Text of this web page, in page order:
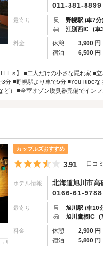
011-381-8899
最寄り
野幌駅 (車7分)
江別西IC (車
料金 休憩 3,900 円
宿泊
6,500 円
ｓ】 ■二人だけの小さな隠れ家 ■
分 ■野幌駅より車で5分 ■YouTube
ど） ■全室オゾン脱臭器完備でイン
カップルズおすすめ
5つ星のうち
3.91 口コミ
ホテル情報
北海道旭川市高
0166-61-9788
最寄り
旭川駅 (車10
旭川鷹栖IC (
料金 休憩 2,900 円
宿泊
5,800 円